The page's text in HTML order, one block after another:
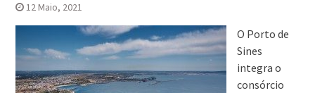
12 Maio, 2021
O Porto de
Sines
integra o
consórcio